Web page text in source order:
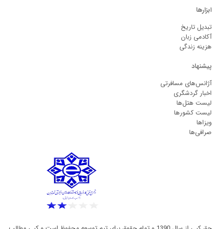
ابزارها
تبدیل تاریخ
آکادمی زبان
هزینه زندگی
پیشنهاد
آژانس‌های مسافرتی
اخبار گردشگری
لیست هتل‌ها
لیست کشورها
ویزاها
صرافی‌ها